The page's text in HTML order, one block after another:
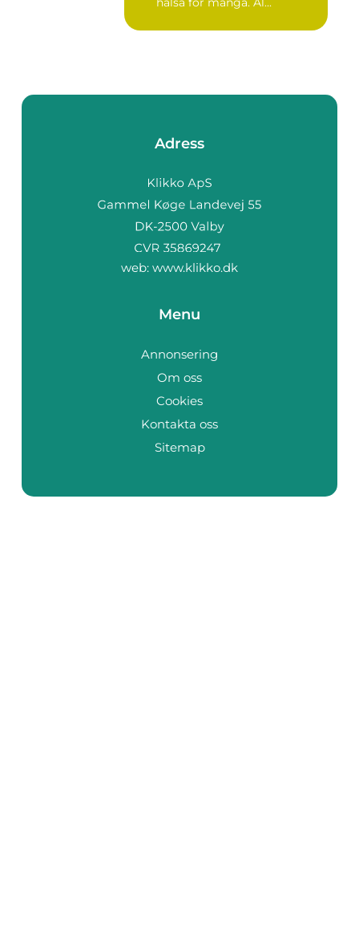
Adress
web: www.klikko.dk
Menu
Annonsering
Om oss
Cookies
Kontakta oss
Sitemap